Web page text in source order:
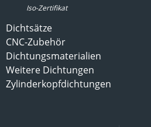
Iso-Zertifikat
Dichtsätze
CNC-Zubehör
Dichtungsmaterialien
Weitere Dichtungen
Zylinderkopfdichtungen